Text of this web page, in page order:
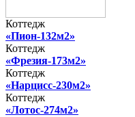
Коттедж
«Пион-132м2»
Коттедж
«Фрезия-173м2»
Коттедж
«Нарцисс-230м2»
Коттедж
«Лотос-274м2»